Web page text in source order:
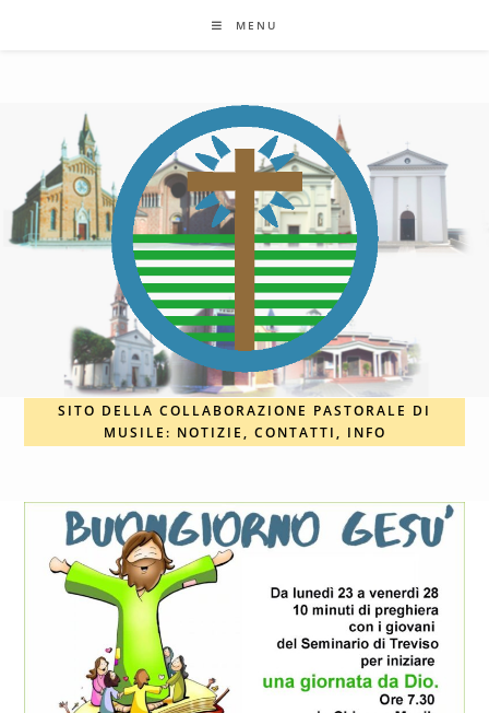
MENU
SITO DELLA COLLABORAZIONE PASTORALE DI
MUSILE: NOTIZIE, CONTATTI, INFO